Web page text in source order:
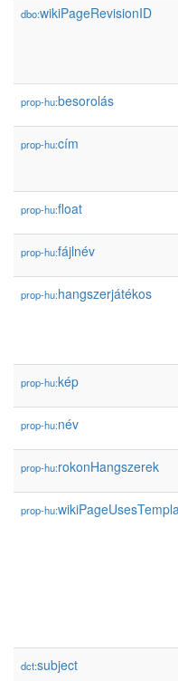
dbo:wikiPageRevisionID
prop-hu:besorolás
prop-hu:cím
prop-hu:float
prop-hu:fájlnév
prop-hu:hangszerjátékos
prop-hu:kép
prop-hu:név
prop-hu:rokonHangszerek
prop-hu:
dct:subject